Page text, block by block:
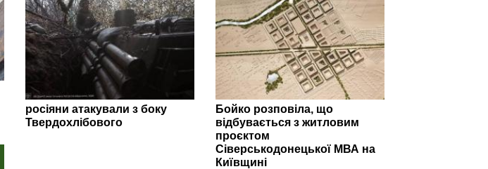
росіяни атакували з боку
Твердохлібового
Бойко розповіла, що
відбувається з житловим
проєктом
Сіверськодонецької МВА на
Київщині